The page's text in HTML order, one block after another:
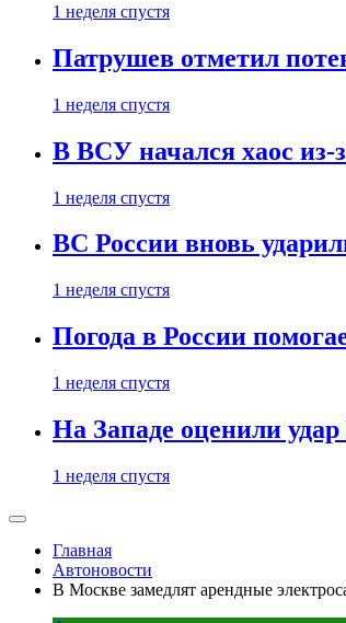
1 неделя спустя
Патрушев отметил
1 неделя спустя
В ВСУ начался хаос из-
1 неделя спустя
ВС России вновь
1 неделя спустя
Погода в России
1 неделя спустя
На Западе оценили
1 неделя спустя
Главная
Автоновости
В Москве замедлят арендные